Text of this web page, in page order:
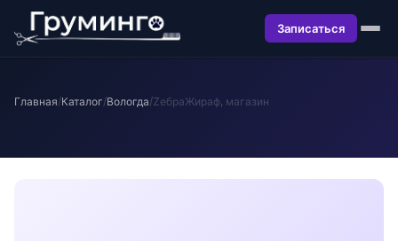
Записаться
Главная/Каталог/Вологда/ZебраЖираф, магазин